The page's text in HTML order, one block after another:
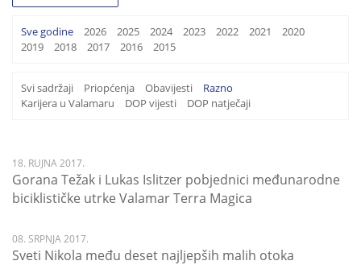
Sve godine 2026 2025 2024 2023 2022 2021
2020
2019
2018 2017 2016 2015
Svi sadržaji Priopćenja Obavijesti
Razno
Karijera u Valamaru
DOP vijesti DOP natječaji
18. RUJNA 2017.
Gorana Težak i Lukas Islitzer pobjednici međunarodne
biciklističke utrke Valamar Terra Magica
08. SRPNJA 2017.
Sveti Nikola među deset najljepših malih otoka